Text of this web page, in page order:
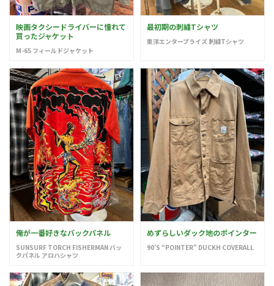
映画タクシードライバーに憧れて
買ったジャケット
M-65 フィールドジャケット
最初期の刺繍Tシャツ
東洋エンタープライズ 刺繍Tシャツ
俺が一番好きなバックパネル
SUNSURF TORCH FISHERMAN バッ
クパネル アロハシャツ
めずらしいダック地のポインター
90’S “POINTER” DUCKH COVERALL